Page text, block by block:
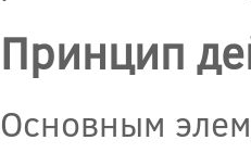
Принцип
Основным